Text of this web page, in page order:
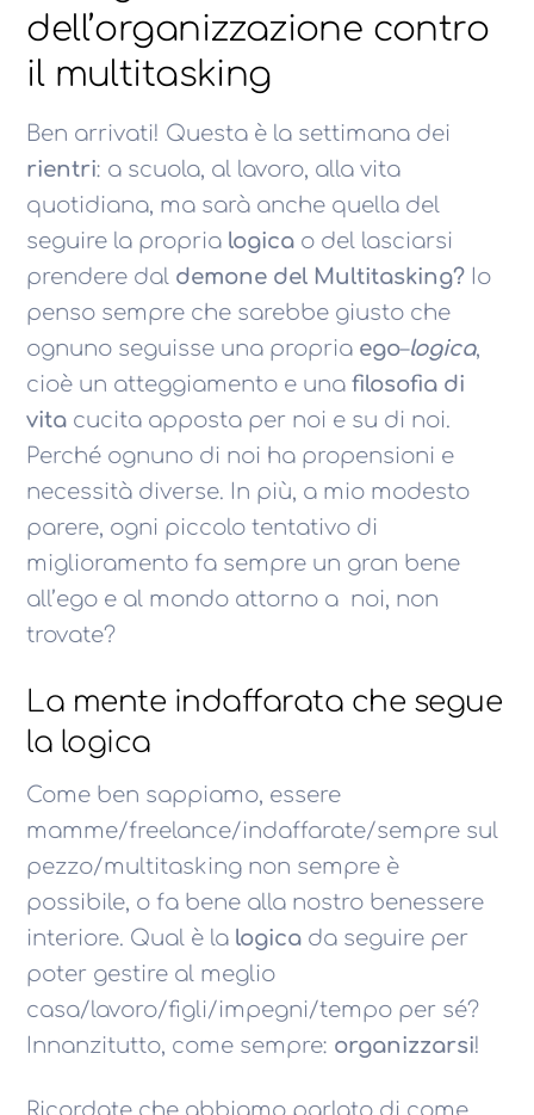
dell’organizzazione contro
il multitasking
Ben arrivati! Questa è la settimana dei
rientri: a scuola, al lavoro, alla vita
quotidiana, ma sarà anche quella del
seguire la propria logica o del lasciarsi
prendere dal demone del Multitasking? Io
penso sempre che sarebbe giusto che
ognuno seguisse una propria ego–logica,
cioè un atteggiamento e unafilosofia di
vita cucita apposta per noi e su di noi.
Perché ognuno di noi ha propensioni e
necessità diverse. In più, a mio modesto
parere, ogni piccolo tentativo di
miglioramento fa sempre un gran bene
all’ego e al mondo attorno a noi, non
trovate?
La mente indaffarata che segue
la logica
Come ben sappiamo, essere
mamme/freelance/indaffarate/sempre sul
pezzo/multitasking non sempre è
possibile, o fa bene alla nostro benessere
interiore. Qual è la logica da seguire per
poter gestire al meglio
casa/lavoro/figli/impegni/tempo per sé?
Innanzitutto, come sempre: organizzarsi!
Ricordate che abbiamo parlato di come